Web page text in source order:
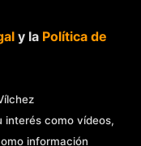
y la Política de
interés como vídeos,
información